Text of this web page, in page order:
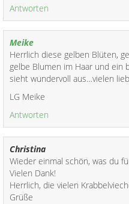
h
f
g
a
e
(
u
Antworten
Meike
Herrlich diese gelben Blüten,
gelbe Blumen im Haar und ein
sieht wundervoll aus…vielen
LG Meike
Antworten
Christina
Wieder einmal schön, was du
Vielen Dank!
Herrlich, die vielen
Grüße